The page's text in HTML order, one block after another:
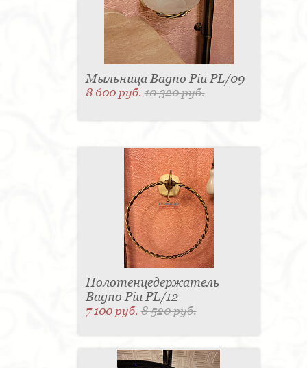
Мыльница Bagno Piu PL/09
8 600 руб.10 320 руб.
Полотенцедержатель
Bagno Piu PL/12
7 100 руб.8 520 руб.